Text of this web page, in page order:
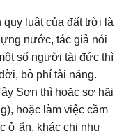
luật của đất trời là
nước, tác giả nói
số người tài đức thì
bỏ phí tài năng.
Sơn thì hoặc sợ hãi
hoặc làm việc cầm
ở ẩn, khác chi như